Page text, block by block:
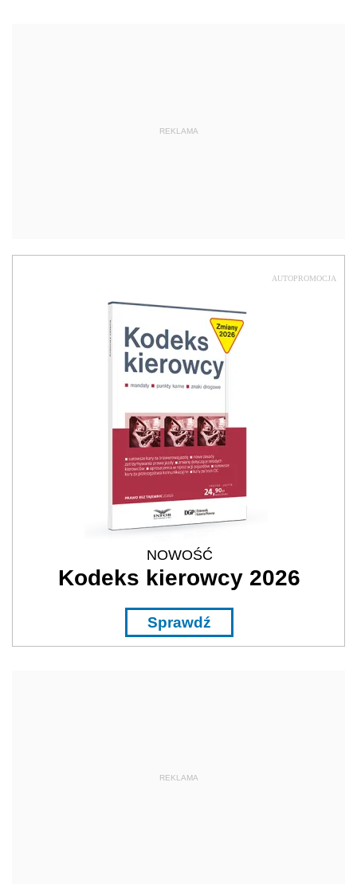
REKLAMA
AUTOPROMOCJA
NOWOŚĆ
Kodeks kierowcy 2026
Sprawdź
REKLAMA